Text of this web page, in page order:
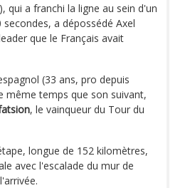
qui a franchi la ligne au sein d'un
a dépossédé Axel
que le Français avait
(33 ans, pro depuis
même temps que son suivant,
, le vainqueur du Tour du
longue de 152 kilomètres,
avec l'escalade du mur de